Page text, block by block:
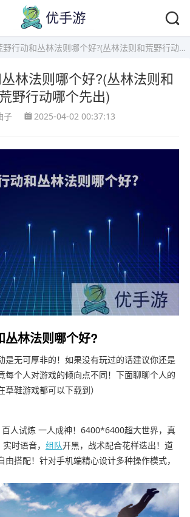
行动和丛林法则哪个好?(丛林法则和荒野行动哪个先出)
林法则哪个好?(丛林法则和
荒野行动哪个先出)
子 2025-04-02 00:37:13
丛林法则哪个好?
是无可厚非的！如果没有玩过的话建议你还是
每个人对游戏的倾向点不同！下面聊聊个人的
草鞋游戏都可以下载到）
人试炼 一人成神！6400*6400超大世界，真
时语音， 组队开黑，战术配合花样迭出！道
由搭配！针对手机端精心设计多种操作模式，